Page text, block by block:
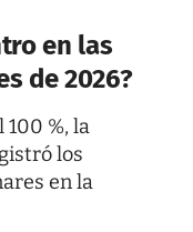
en las
de 2026?
100 %, la
los
en la